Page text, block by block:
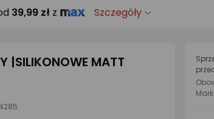
39,99 zł z Szczegóły
MATT